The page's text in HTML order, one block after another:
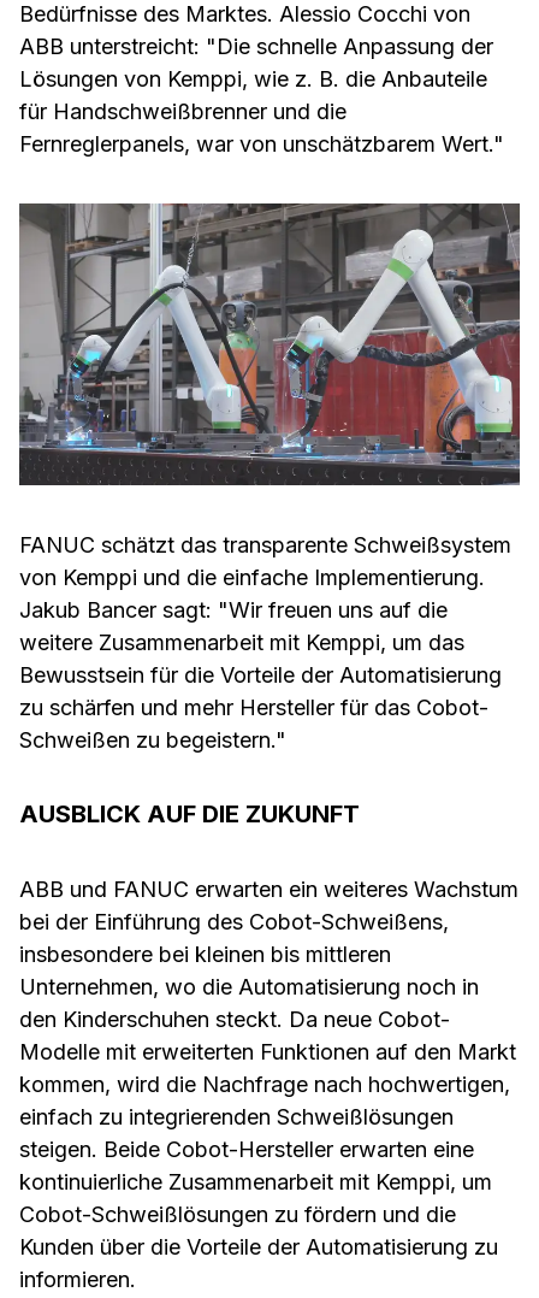
Bedürfnisse des Marktes. Alessio Cocchi von
ABB unterstreicht: "Die schnelle Anpassung der
Lösungen von Kemppi, wie z. B. die Anbauteile
für Handschweißbrenner und die
Fernreglerpanels, war von unschätzbarem Wert."
FANUC schätzt das transparente Schweißsystem
von Kemppi und die einfache Implementierung.
Jakub Bancer sagt: "Wir freuen uns auf die
weitere Zusammenarbeit mit Kemppi, um das
Bewusstsein für die Vorteile der Automatisierung
zu schärfen und mehr Hersteller für das Cobot-
Schweißen zu begeistern."
AUSBLICK AUF DIE ZUKUNFT
ABB und FANUC erwarten ein weiteres Wachstum
bei der Einführung des Cobot-Schweißens,
insbesondere bei kleinen bis mittleren
Unternehmen, wo die Automatisierung noch in
den Kinderschuhen steckt. Da neue Cobot-
Modelle mit erweiterten Funktionen auf den Markt
kommen, wird die Nachfrage nach hochwertigen,
einfach zu integrierenden Schweißlösungen
steigen. Beide Cobot-Hersteller erwarten eine
kontinuierliche Zusammenarbeit mit Kemppi, um
Cobot-Schweißlösungen zu fördern und die
Kunden über die Vorteile der Automatisierung zu
informieren.